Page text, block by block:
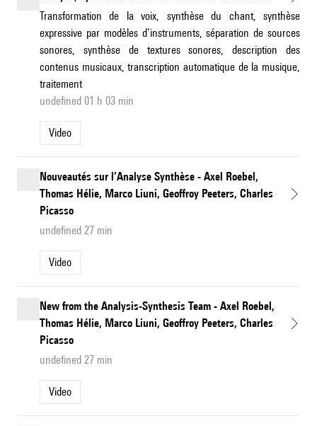
Transformation de la voix, synthèse du chant, synthèse
expressive par modèles d’instruments, séparation de sources
sonores, synthèse de textures sonores, description des
contenus musicaux, transcription automatique de la musique,
traitement
undefined 01 h 03 min
Video
Nouveautés sur l’Analyse Synthèse - Axel Roebel,
Thomas Hélie, Marco Liuni, Geoffroy Peeters, Charles
Picasso
undefined 27 min
Video
New from the Analysis-Synthesis Team - Axel Roebel,
Thomas Hélie, Marco Liuni, Geoffroy Peeters, Charles
Picasso
undefined 27 min
Video